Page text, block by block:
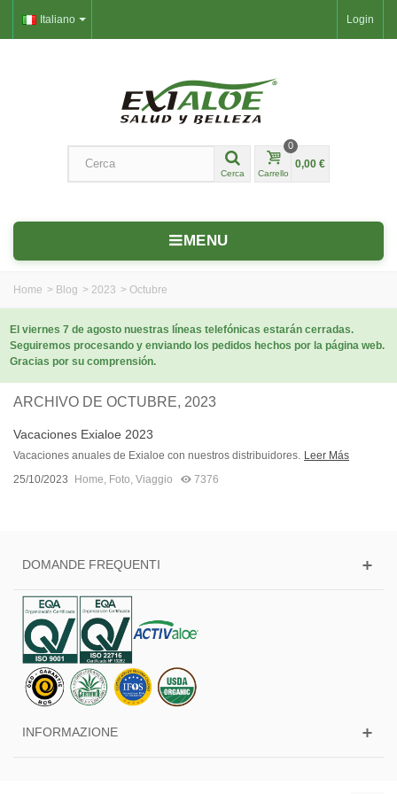
Login
Italiano
Cerca Carrello
0
0,00 €
MENU
Home > Blog > 2023 > Octubre
El viernes 7 de agosto nuestras líneas telefónicas estarán cerradas.
Seguiremos procesando y enviando los pedidos hechos por la página web.
Gracias por su comprensión.
ARCHIVO DE OCTUBRE, 2023
Vacaciones Exialoe 2023
Vacaciones anuales de Exialoe con nuestros distribuidores. Leer Más
25/10/2023
Home, Foto, Viaggio 7376
DOMANDE FREQUENTI
INFORMAZIONE